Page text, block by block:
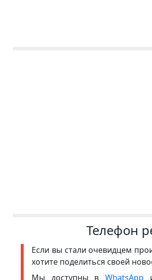
Телефон
Если вы стали очевидцем
хотите поделиться своей
Мы доступны в WhatsApp